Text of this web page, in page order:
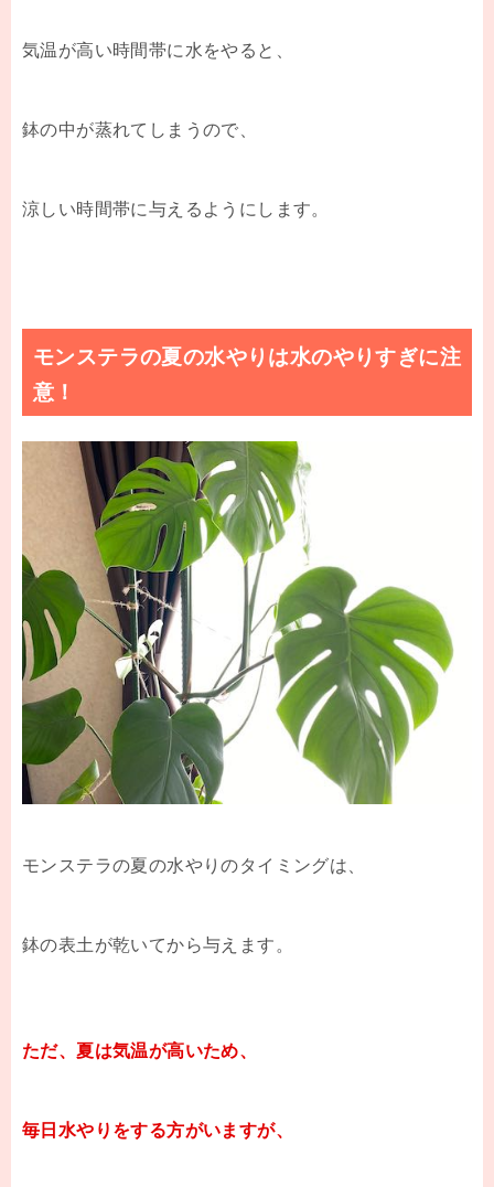
気温が高い時間帯に水をやると、
鉢の中が蒸れてしまうので、
涼しい時間帯に与えるようにします。
モンステラの夏の水やりは水のやりすぎに注
意！
モンステラの夏の水やりのタイミングは、
鉢の表土が乾いてから与えます。
ただ、夏は気温が高いため、
毎日水やりをする方がいますが、